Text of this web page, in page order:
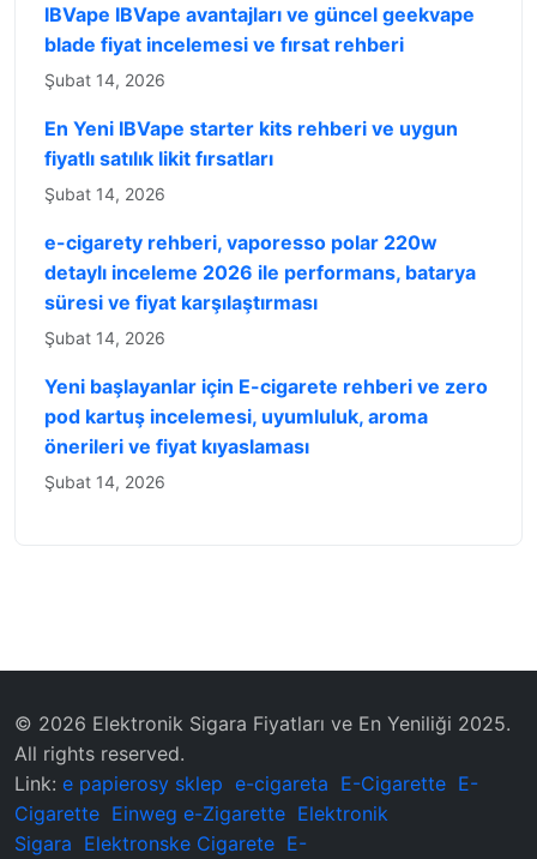
IBVape IBVape avantajları ve güncel geekvape
blade fiyat incelemesi ve fırsat rehberi
Şubat 14, 2026
En Yeni IBVape starter kits rehberi ve uygun
fiyatlı satılık likit fırsatları
Şubat 14, 2026
e-cigarety rehberi, vaporesso polar 220w
detaylı inceleme 2026 ile performans, batarya
süresi ve fiyat karşılaştırması
Şubat 14, 2026
Yeni başlayanlar için E-cigarete rehberi ve zero
pod kartuş incelemesi, uyumluluk, aroma
önerileri ve fiyat kıyaslaması
Şubat 14, 2026
© 2026 Elektronik Sigara Fiyatları ve En Yeniliği 2025.
All rights reserved.
Link: e papierosy sklep e-cigareta E-Cigarette E-
Cigarette Einweg e-Zigarette Elektronik
Sigara Elektronske Cigarete E-